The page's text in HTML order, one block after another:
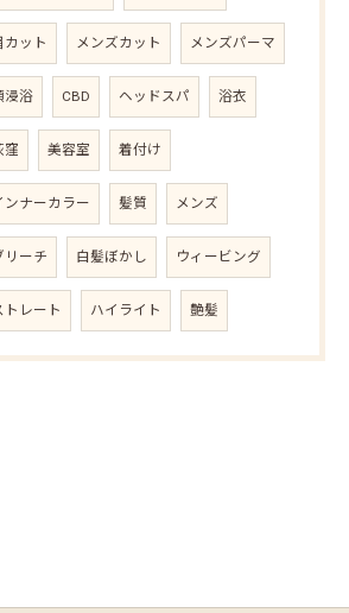
カット メンズカット メンズパーマ
浸浴 CBD ヘッドスパ 浴衣
窪 美容室 着付け
ンナーカラー 髪質 メンズ
リーチ 白髪ぼかし ウィービング
トレート ハイライト 艶髪